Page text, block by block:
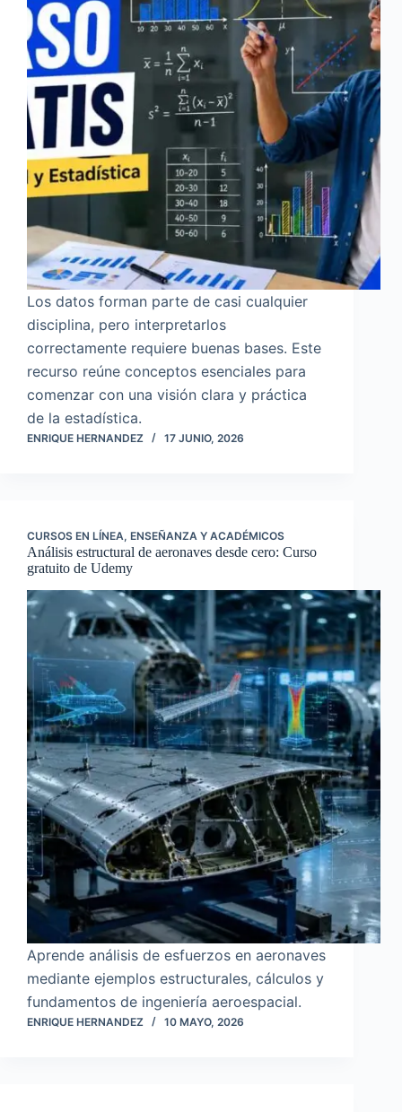
Los datos forman parte de casi cualquier
disciplina, pero interpretarlos
correctamente requiere buenas bases. Este
recurso reúne conceptos esenciales para
comenzar con una visión clara y práctica
de la estadística.
ENRIQUE HERNANDEZ 17 JUNIO, 2026
CURSOS EN LÍNEA, ENSEÑANZA Y ACADÉMICOS
Análisis estructural de aeronaves desde cero: Curso
gratuito de Udemy
Aprende análisis de esfuerzos en aeronaves
mediante ejemplos estructurales, cálculos y
fundamentos de ingeniería aeroespacial.
ENRIQUE HERNANDEZ 10 MAYO, 2026